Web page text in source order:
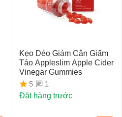
Kẹo Dẻo Giảm Cân Giấm
Táo Appleslim Apple Cider
Vinegar Gummies
5
1
Đặt hàng trước